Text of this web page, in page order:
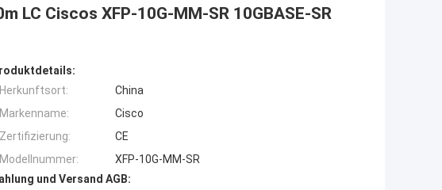
LC Ciscos XFP-10G-MM-SR 10GBASE-SR
Herkunftsort:
China
Markenname:
Cisco
Zertifizierung:
CE
Modellnummer:
XFP-10G-MM-SR
und Versand AGB: